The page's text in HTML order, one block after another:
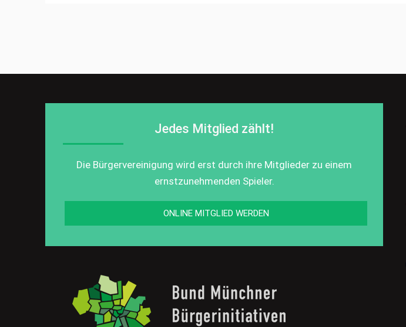
Jedes Mitglied zählt!
Die Bürgervereinigung wird erst durch ihre Mitglieder zu einem
ernstzunehmenden Spieler.
ONLINE MITGLIED WERDEN